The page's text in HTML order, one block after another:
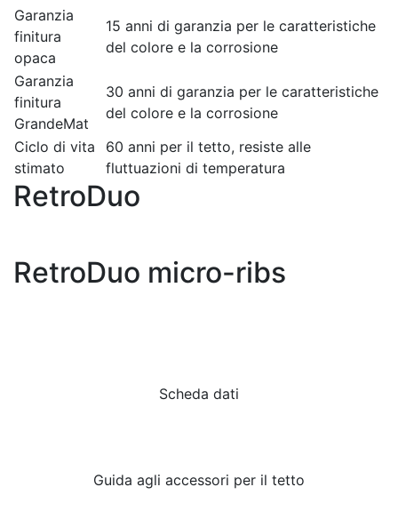
Garanzia
finitura
opaca
15 anni di garanzia per le caratteristiche
del colore e la corrosione
Garanzia
finitura
GrandeMat
30 anni di garanzia per le caratteristiche
del colore e la corrosione
Ciclo di vita
stimato
60 anni per il tetto, resiste alle
fluttuazioni di temperatura
RetroDuo
RetroDuo micro-ribs
Scheda dati
Guida agli accessori per il tetto